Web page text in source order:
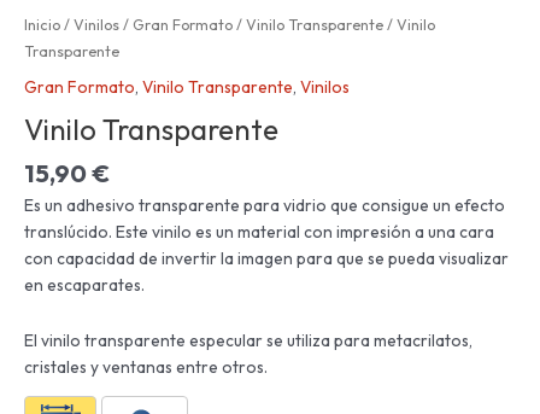
Inicio/Vinilos/ Gran Formato/Vinilo Transparente/ Vinilo
Transparente
Gran Formato, Vinilo Transparente, Vinilos
Vinilo Transparente
15,90€
Es un adhesivo transparente para vidrio que consigue un efecto
translúcido. Este vinilo es un material con impresión a una cara
con capacidad de invertir la imagen para que se pueda visualizar
en escaparates.
El vinilo transparente especular se utiliza para metacrilatos,
cristales y ventanas entre otros.